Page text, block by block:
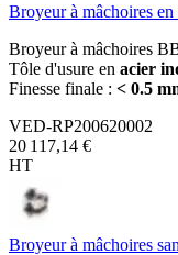
Broyeur à mâchoires
Broyeur à mâchoires
Tôle d'usure en acier
Finesse finale : < 0.5
VED-RP200620002
20 117,14 €
HT
Broyeur à mâchoires